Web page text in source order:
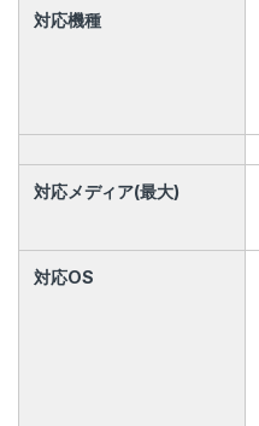
対応機種
対応メディア(最大)
対応OS